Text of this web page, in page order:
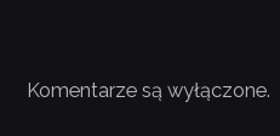
Komentarze są wyłączone.